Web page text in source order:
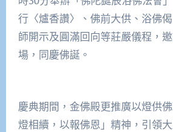
行〈爐香讚〉、佛前大供、浴佛
師開示及圓滿回向等莊嚴儀程，
場，同慶佛誕。
慶典期間，金佛殿更推廣以燈供
燈相續，以報佛恩」精神，引領